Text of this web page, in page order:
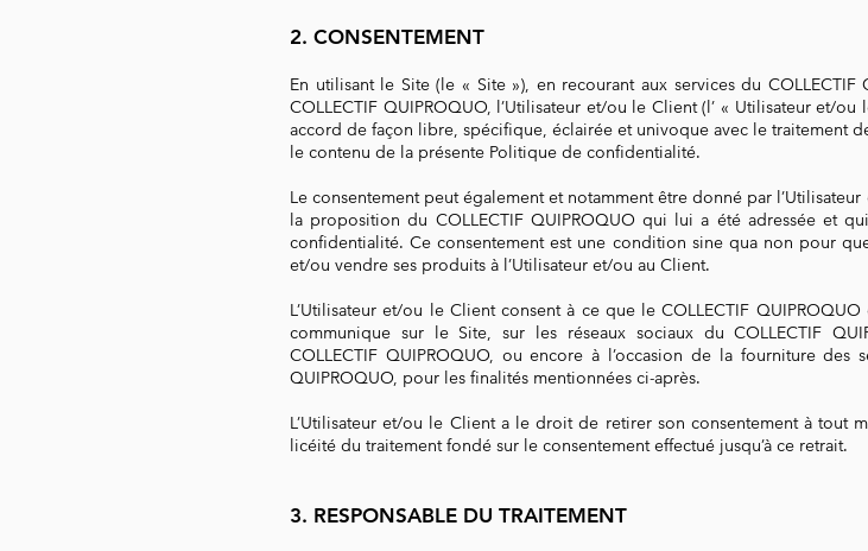
2. CONSENTEMENT
En utilisant le Site (le « Site »), en recourant aux services du
COLLECTIF QUIPROQUO, l’Utilisateur et/ou le Client (l’ « Utilisateur et/
accord de façon libre, spécifique, éclairée et univoque avec le traitement
le contenu de la présente Politique de confidentialité.
Le consentement peut également et notamment être donné par
la proposition du COLLECTIF QUIPROQUO qui lui a été adressée et
confidentialité. Ce consentement est une condition sine qua non pour
et/ou vendre ses produits à l’Utilisateur et/ou au Client.
L’Utilisateur et/ou le Client consent à ce que le COLLECTIF
communique sur le Site, sur les réseaux sociaux du COLLECTIF
COLLECTIF QUIPROQUO, ou encore à l’occasion de la fourniture
QUIPROQUO, pour les finalités mentionnées ci-après.
L’Utilisateur et/ou le Client a le droit de retirer son consentement à tout
licéité du traitement fondé sur le consentement effectué jusqu’à ce retrait.
3. RESPONSABLE DU TRAITEMENT